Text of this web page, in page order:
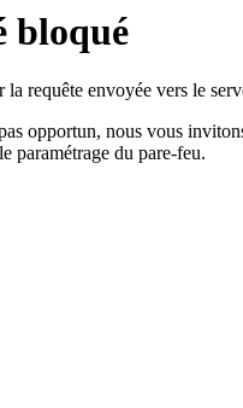
bloqué
requête envoyée vers le
opportun, nous vous
paramétrage du pare-feu.